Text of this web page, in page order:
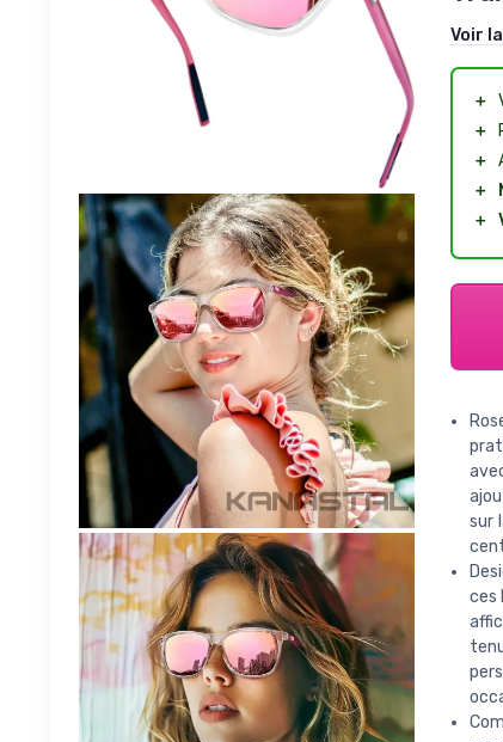
Voir
＋
＋
＋
＋
＋
sur
ces